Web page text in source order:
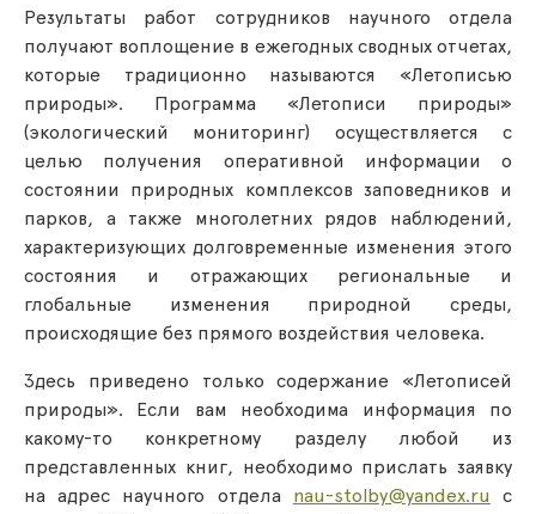
Результаты работ сотрудников научного отдела
получают воплощение в ежегодных сводных отчетах,
которые традиционно называются «Летописью
природы». Программа «Летописи природы»
(экологический мониторинг) осуществляется с
целью получения оперативной информации о
состоянии природных комплексов заповедников и
парков, а также многолетних рядов наблюдений,
характеризующих долговременные изменения этого
состояния и отражающих региональные и
глобальные изменения природной среды,
происходящие без прямого воздействия человека.
Здесь приведено только содержание «Летописей
природы». Если вам необходима информация по
какому-то конкретному разделу любой из
представленных книг, необходимо прислать заявку
на адрес научного отдела nau-stolby@yandex.ru
с